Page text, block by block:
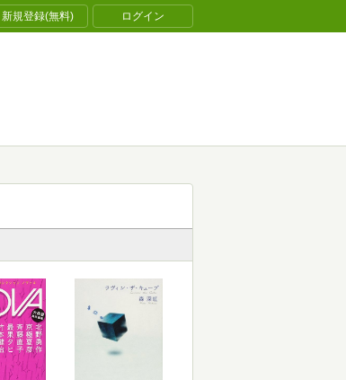
新規登録(無料) ログイン